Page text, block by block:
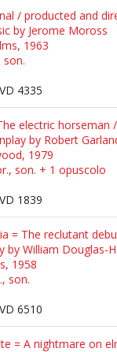
/ producted and
by Jerome Moross
1963
son.
4335
electric
by Robert
1979
son. + 1 opuscolo
1839
= The reclutant
by William Douglas-
1958
son.
6510
= A nightmare on